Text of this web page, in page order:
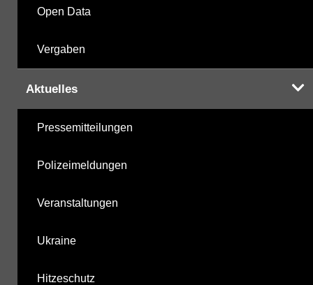
Open Data
Vergaben
Aktuelles
Pressemitteilungen
Polizeimeldungen
Veranstaltungen
Ukraine
Hitzeschutz